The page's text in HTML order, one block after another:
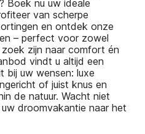
Boek nu uw ideale
van scherpe
en ontdek onze
– perfect voor zowel
zijn naar comfort én
vindt u altijd een
bij uw wensen: luxe
of juist knus en
de natuur. Wacht niet
droomvakantie naar het